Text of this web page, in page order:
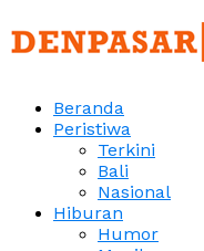
Beranda
Peristiwa
Terkini
Bali
Nasional
Hiburan
Humor